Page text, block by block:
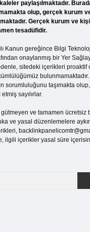
paylaşılmaktadır.
olup, gerçek kurum
Gerçek kurum ve
tesadüfidir.
Kanun gereğince Bilgi
onaylanmış bir Yer
sitedeki içerikleri proaktif
sorumluluğunu taşımakta
sayılırlar.
gütmeyen ve tamamen ücretsiz
ve yasal düzenlemelere
ilgili içerikler yasal süre